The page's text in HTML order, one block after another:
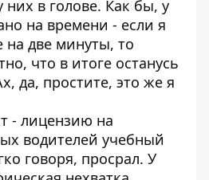
них в голове. Как бы, у
на времени - если я
на две минуты, то
что в итоге останусь
да, простите, это же я
- лицензию на
водителей учебный
говоря, просрал. У